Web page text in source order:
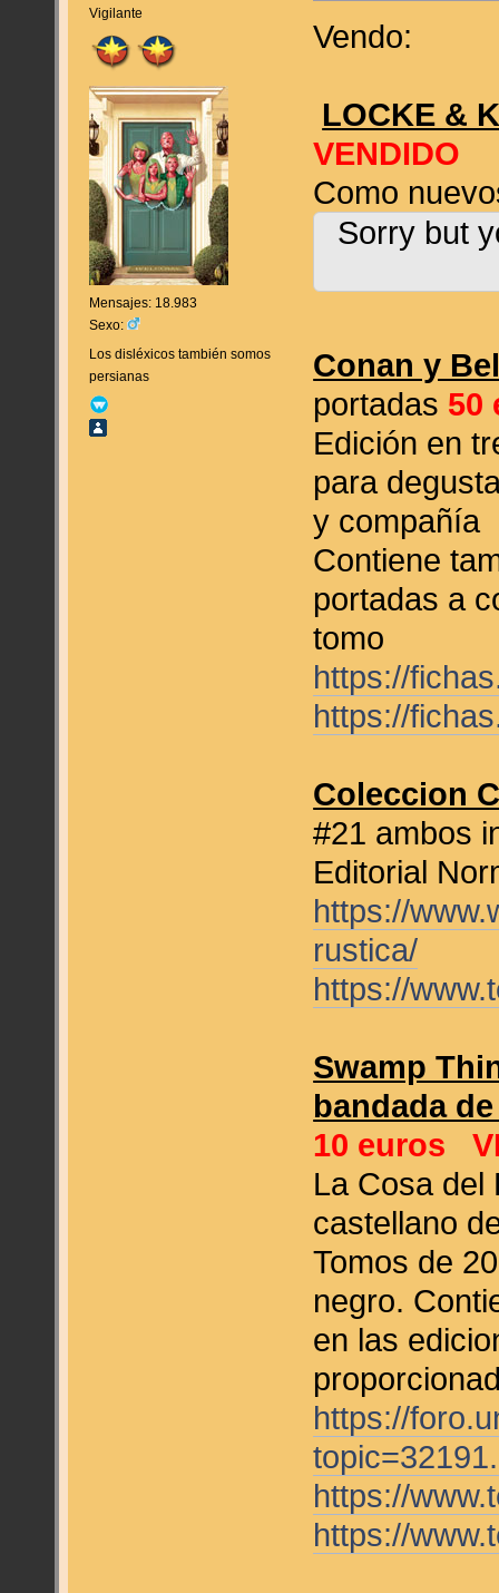
Vigilante
Mensajes: 18.983
Sexo:
Los disléxicos también somos
persianas
Vendo:
LOCKE &
VENDIDO
Como
Sorry but
Conan y
portadas 50
Edición en
para
y compañía
Contiene
portadas a
tomo
https://
https://
Coleccion
#21 ambos
Editorial
https://
rustica/
https://
Swamp
bandada
10 euros
La Cosa del
castellano
Tomos de
negro.
en las
https://
https://
https://